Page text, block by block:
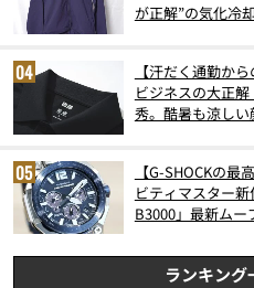
が正解”の気化冷
【汗だく通勤か
ビジネスの大正
秀。酷暑も涼し
【G-SHOCKの
ビティマスター
B3000」最新ムー
ランキング